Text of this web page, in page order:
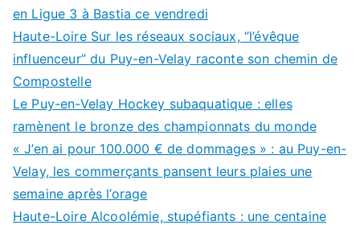
en Ligue 3 à Bastia ce vendredi
Haute-Loire Sur les réseaux sociaux, “l’évêque
influenceur” du Puy-en-Velay raconte son chemin de
Compostelle
Le Puy-en-Velay Hockey subaquatique : elles
ramènent le bronze des championnats du monde
« J’en ai pour 100.000 € de dommages » : au Puy-en-
Velay, les commerçants pansent leurs plaies une
semaine après l’orage
Haute-Loire Alcoolémie, stupéfiants : une centaine